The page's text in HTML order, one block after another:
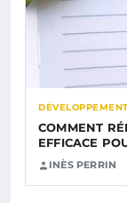
COMMENT
EFFICACE
INÈS PERRIN